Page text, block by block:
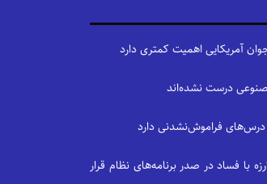
آمریکایی اهمیت کمتری دارد
درست نشده‌اند
درس‌های فراموش‌نشدنی دارد
با فساد در صدر برنامه‌های نظام قرار